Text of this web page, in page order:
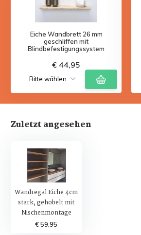
Eiche Wandbrett 26 mm
geschliffen mit
Blindbefestigungssystem
€ 44,95
Zuletzt angesehen
Wandregal Eiche 4cm
stark, gehobelt mit
Nischenmontage
€ 59,95